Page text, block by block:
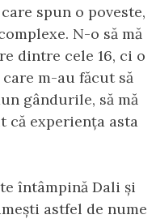
spun o poveste,
N-o să mă
dintre cele 16, ci o
m-au făcut să
gândurile, să mă
că experiența asta
întâmpină Dali și
astfel de nume